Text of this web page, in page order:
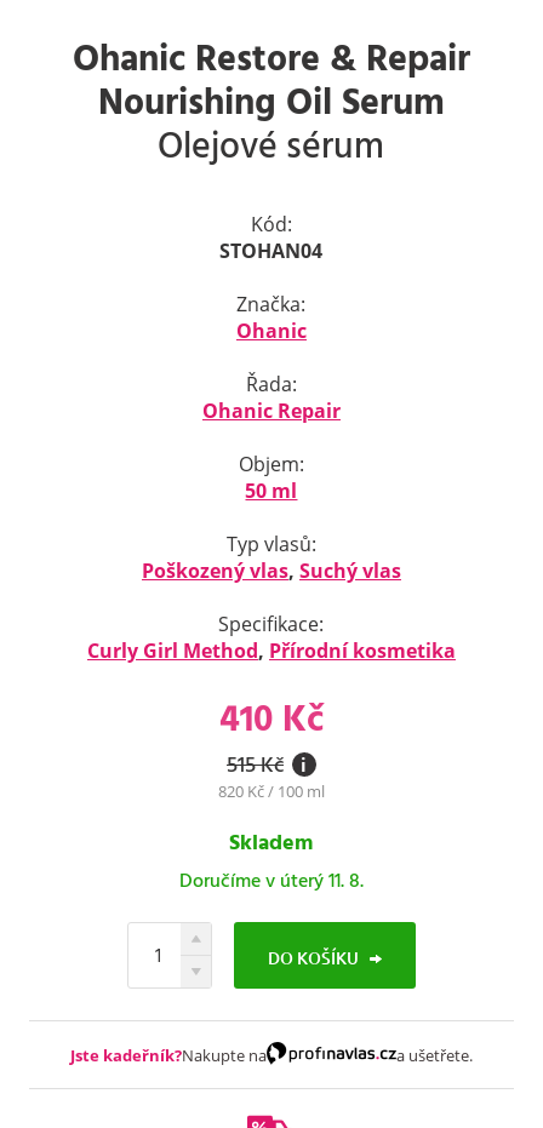
Ohanic Restore & Repair
Nourishing Oil Serum
Olejové sérum
Kód:
STOHAN04
Značka:
Ohanic
Řada:
Ohanic Repair
Objem:
50 ml
Typ vlasů:
Poškozený vlas, Suchý vlas
Specifikace:
Curly Girl Method, Přírodní kosmetika
410 Kč
515 Kč i
820 Kč / 100 ml
Skladem
Doručíme v úterý 11. 8.
DO KOŠÍKU
Jste kadeřník?Nakupte na a ušetřete.